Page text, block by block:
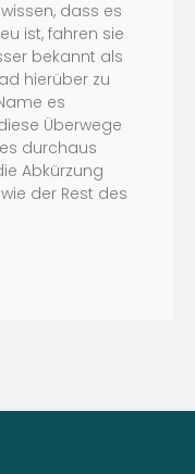
dass es
ist, fahren sie
bekannt als
hierüber zu
es
Überwege
durchaus
Abkürzung
der Rest des